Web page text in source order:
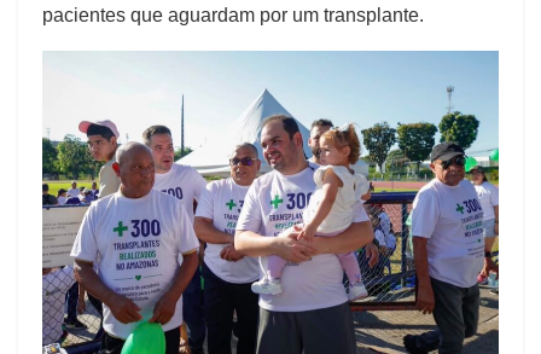
pacientes que aguardam por um transplante.